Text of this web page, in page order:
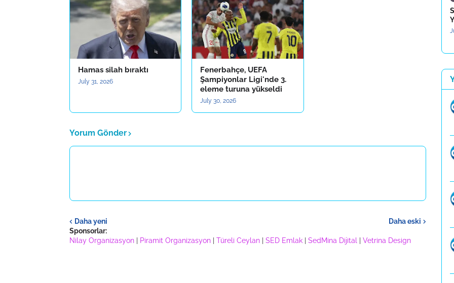
Hamas silah bıraktı
July 31, 2026
Fenerbahçe, UEFA
Şampiyonlar Ligi'nde 3.
eleme turuna yükseldi
July 30, 2026
Yorum Gönder
Daha yeni
Daha eski
Sponsorlar:
Nilay Organizasyon
Piramit Organizasyon Türeli Ceylan SED Emlak SedMina Dijital Vetrina Design